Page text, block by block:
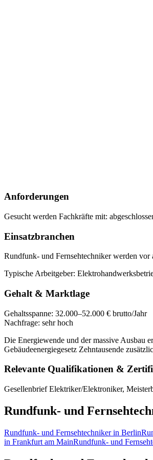
Anforderungen
Gesucht werden Fachkräfte mit:
Einsatzbranchen
Rundfunk- und Fernsehtechnikerwerden vor
Typische Arbeitgeber:
Gehalt & Marktlage
Gehaltsspanne: 32.000–52.000 € brutto/Jahr
Nachfrage: sehr hoch
Die Energiewende und der massive Ausbau
Gebäudeenergiegesetz Zehntausende
Relevante Qualifikationen &
Gesellenbrief Elektriker/Elektroniker,
Rundfunk- und
Rundfunk- und Fernsehtechnikerin Berlin
in Frankfurt am MainRundfunk- und